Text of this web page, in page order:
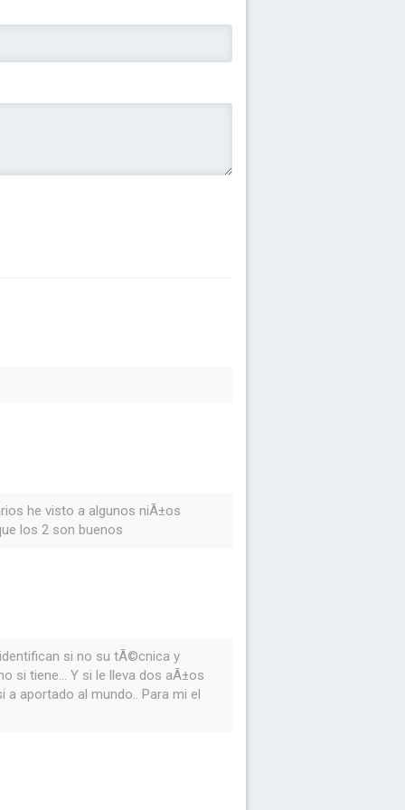
he visto a algunos niÃ±os
los 2 son buenos
si no su tÃ©cnica y
si tiene... Y si le lleva dos aÃ±os
aportado al mundo.. Para mi el